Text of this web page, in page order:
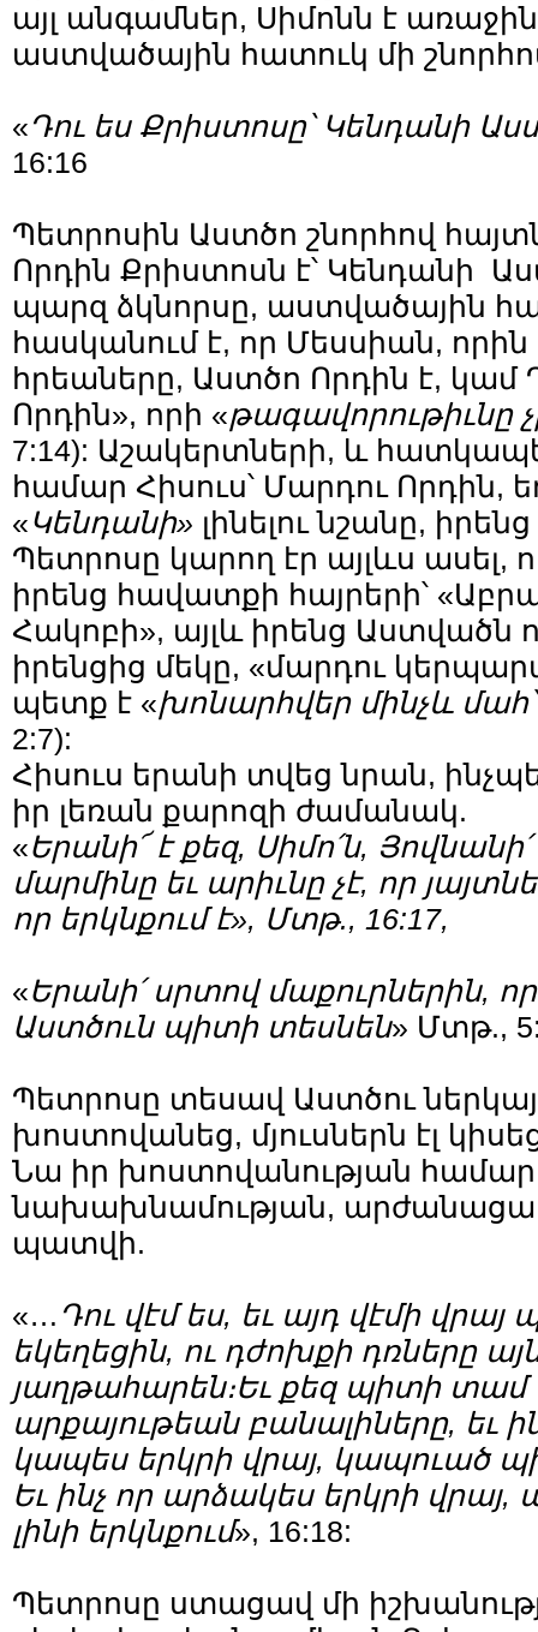
այլ անգամներ, Սիմոնն է
աստվածային հատուկ մի
«Դու ես Քրիստոսը՝ Կենդանի
16:16
Պետրոսին Աստծո շնորհով
Որդին Քրիստոսն է՝ Կենդանի
պարզ ձկնորսը, աստվածային
հասկանում է, որ Մեսսիան,
հրեաները, Աստծո Որդին է, կամ
Որդին», որի «թագավորութիւնը
7:14): Աշակերտների, և
համար Հիսուս՝ Մարդու Որդին,
«Կենդանի» լինելու նշանը,
Պետրոսը կարող էր այլևս ասել,
իրենց հավատքի հայրերի՝
Հակոբի», այլև իրենց Աստվածն
իրենցից մեկը, «մարդու
պետք է «խոնարհվեր մինչև մահ՝
2:7):
Հիսուս երանի տվեց նրան,
իր լեռան քարոզի ժամանակ.
«Երանի՜ է քեզ, Սիմո՛ն,
մարմինը եւ արիւնը չէ, որ
որ երկնքում է», Մտթ., 16:17,
«Երանի՛ սրտով մաքուրներին,
Աստծուն պիտի տեսնեն» Մտթ.,
Պետրոսը տեսավ Աստծու
խոստովանեց, մյուսներն էլ
Նա իր խոստովանության
նախախնամության,
պատվի.
«… Դու վէմ ես, եւ այդ վէմի վրայ
եկեղեցին, ու դժոխքի դռները
յաղթահարեն։Եւ քեզ պիտի տամ
արքայութեան բանալիները, եւ
կապես երկրի վրայ, կապուած
Եւ ինչ որ արձակես երկրի
լինի երկնքում», 16:18:
Պետրոսը ստացավ մի